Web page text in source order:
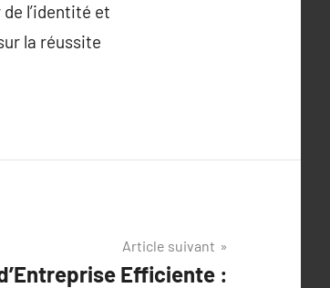
l’identité et
la réussite
Article suivant
Efficiente :